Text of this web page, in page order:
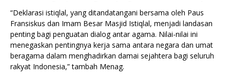
“Deklarasi istiqlal, yang ditandatangani bersama oleh Paus
Fransiskus dan Imam Besar Masjid Istiqlal, menjadi landasan
penting bagi penguatan dialog antar agama. Nilai-nilai ini
menegaskan pentingnya kerja sama antara negara dan umat
beragama dalam menghadirkan damai sejahtera bagi seluruh
rakyat Indonesia,” tambah Menag.